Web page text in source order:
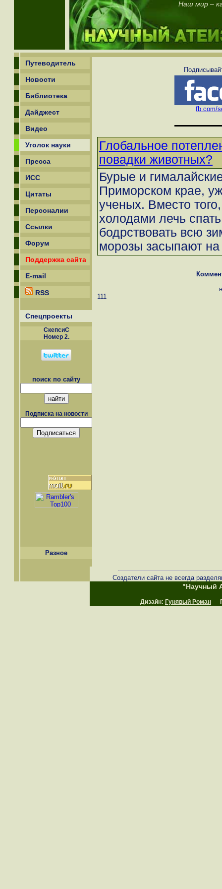
Наш мир –
Путеводитель
Новости
Библиотека
Дайджест
Видео
Уголок науки
Пресса
ИСС
Цитаты
Персоналии
Ссылки
Форум
Поддержка сайта
E-mail
RSS
Спецпроекты
СкепсиС
Номер 2.
поиск по сайту
Подписка на новости
Разное
fb.com/
Глобальное
повадки животных?
Бурые и
Приморском крае,
ученых. Вместо
холодами лечь
бодрствовать всю
морозы засыпают на
111
Создатели сайта не всегда
"Научный
Дизайн: Гунявый Роман